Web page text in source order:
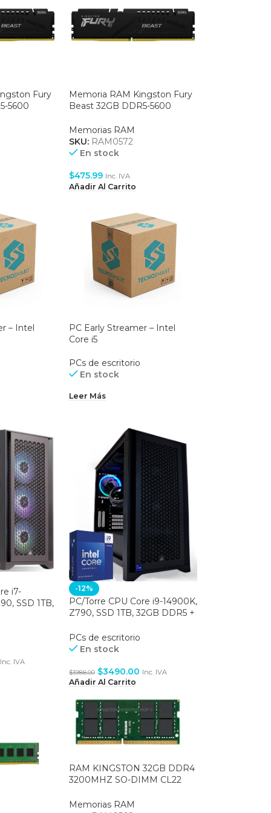
Fury
5600
Memoria RAM Kingston Fury
Beast 32GB DDR5-5600
Memorias RAM
SKU: RAM0572
En stock
$475.99 Inc. IVA
Añadir Al Carrito
– Intel
PC Early Streamer – Intel
Core i5
PCs de escritorio
En stock
Leer Más
i7-
SSD 1TB,
Inc. IVA
-12%
PC/Torre CPU Core i9-14900K,
Z790, SSD 1TB, 32GB DDR5 +
PCs de escritorio
En stock
$3988.00 $3490.00 Inc. IVA
Añadir Al Carrito
RAM KINGSTON 32GB DDR4
3200MHZ SO-DIMM CL22
Memorias RAM